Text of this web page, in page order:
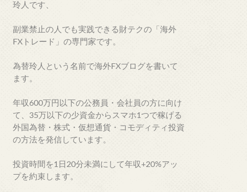
玲人です、
副業禁止の人でも実践できる財テクの「海外
FXトレード」の専門家です。
為替玲人という名前で海外FXブログを書いて
ます。
年収600万円以下の公務員・会社員の方に向け
て、35万以下の少資金からスマホ1つで稼げる
外国為替・株式・仮想通貨・コモディティ投資
の方法を発信しています。
投資時間を1日20分未満にして年収+20%アッ
プを約束します。